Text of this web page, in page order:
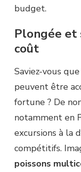
budget.
Plongée et
coût
Saviez-vous
peuvent être
fortune ? De
notamment en
excursions à la
compétitifs.
poissons